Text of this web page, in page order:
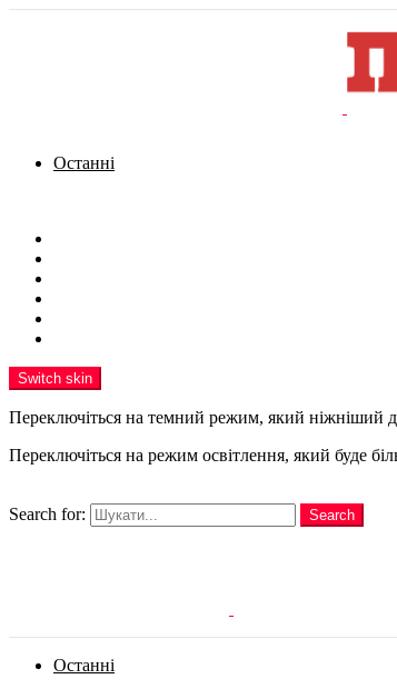
Останні
Switch skin
Переключіться на темний режим, який ніжніший
Переключіться на режим освітлення, який буде
Search for:
Search
Останні